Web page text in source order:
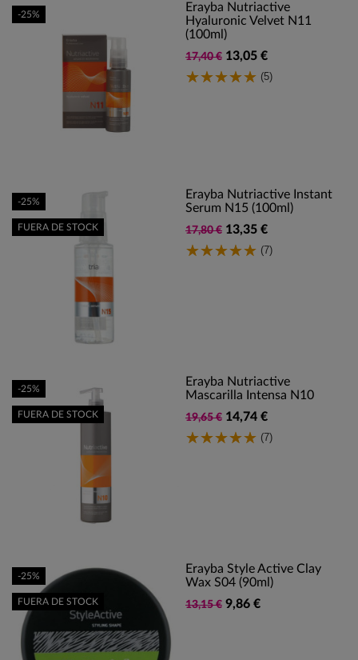
Erayba Nutriactive
Hyaluronic Velvet N11
(100ml)
17,40 € 13,05 €
(5)
-25%
Erayba Nutriactive Instant
Serum N15 (100ml)
17,80 € 13,35 €
(7)
-25%
FUERA DE STOCK
Erayba Nutriactive
Mascarilla Intensa N10
19,65 € 14,74 €
(7)
-25%
FUERA DE STOCK
Erayba Style Active Clay
Wax S04 (90ml)
13,15 € 9,86 €
-25%
FUERA DE STOCK